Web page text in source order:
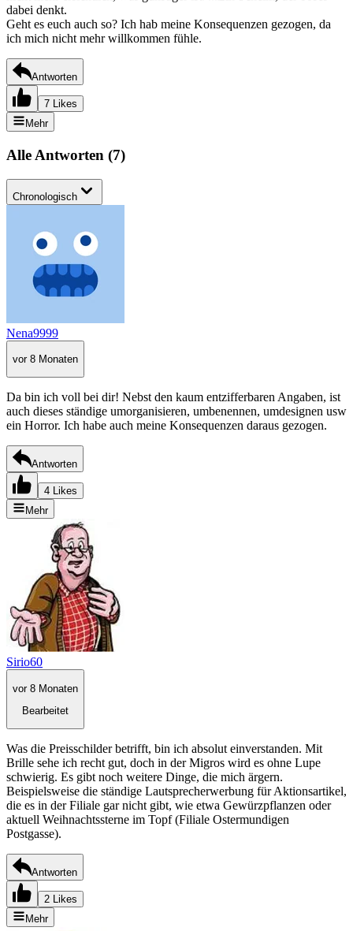
dabei denkt.
Geht es euch auch so? Ich hab meine Konsequenzen gezogen, da
ich mich nicht mehr willkommen fühle.
Antworten
7 Likes
Mehr
Alle Antworten (7)
Chronologisch
Nena9999
vor 8 Monaten
Da bin ich voll bei dir! Nebst den kaum entzifferbaren Angaben, ist
auch dieses ständige umorganisieren, umbenennen, umdesignen usw
ein Horror. Ich habe auch meine Konsequenzen daraus gezogen.
Antworten
4 Likes
Mehr
Sirio60
vor 8 Monaten
Bearbeitet
Was die Preisschilder betrifft, bin ich absolut einverstanden. Mit
Brille sehe ich recht gut, doch in der Migros wird es ohne Lupe
schwierig. Es gibt noch weitere Dinge, die mich ärgern.
Beispielsweise die ständige Lautsprecherwerbung für Aktionsartikel,
die es in der Filiale gar nicht gibt, wie etwa Gewürzpflanzen oder
aktuell Weihnachtssterne im Topf (Filiale Ostermundigen
Postgasse).
Antworten
2 Likes
Mehr